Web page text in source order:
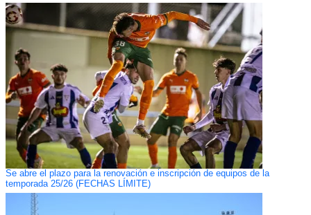
Se abre el plazo para la renovación e inscripción de equipos de la
temporada 25/26 (FECHAS LÍMITE)